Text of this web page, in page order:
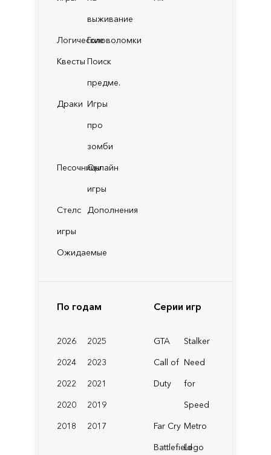
выживание
ЛогическиеГоловоломки
Квесты Поиск
предме.
Драки Игры
про
зомби
ПесочницыОнлайн
игры
Стелс
игры
Дополнения
Ожидаемые
По годам
2026
2025
2024
2023
2022
2021
2020
2019
2018
2017
Серии игр
GTA
Stalker
Call of
Duty
Need
for
Speed
Far Cry Metro
BattlefieldLego